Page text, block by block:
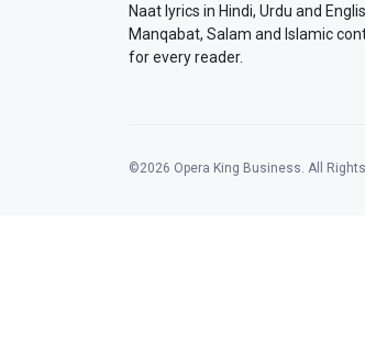
Naat lyrics in Hindi, Urdu and
Manqabat, Salam and Islamic
for every reader.
©2026 Opera King Business. All